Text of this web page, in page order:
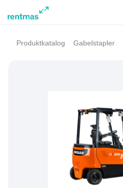
Produktkatalog Gabelstapler